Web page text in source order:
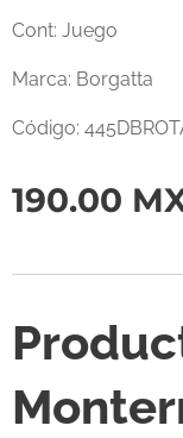
Cont: Juego
Marca: Borgatta
Código:
190.00